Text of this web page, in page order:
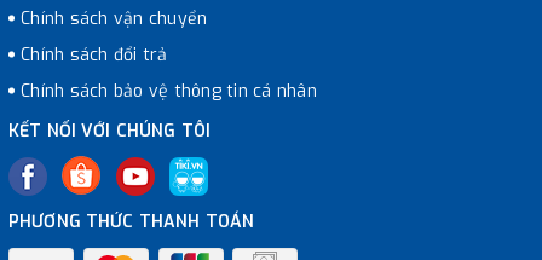
Chính sách vận chuyển
Chính sách đổi trả
Chính sách bảo vệ thông tin cá nhân
KẾT NỐI VỚI CHÚNG TÔI
PHƯƠNG THỨC THANH TOÁN